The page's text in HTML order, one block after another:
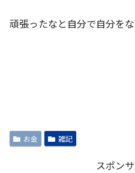
頑張ったなと自分で自分を
お金 雑記
スポン